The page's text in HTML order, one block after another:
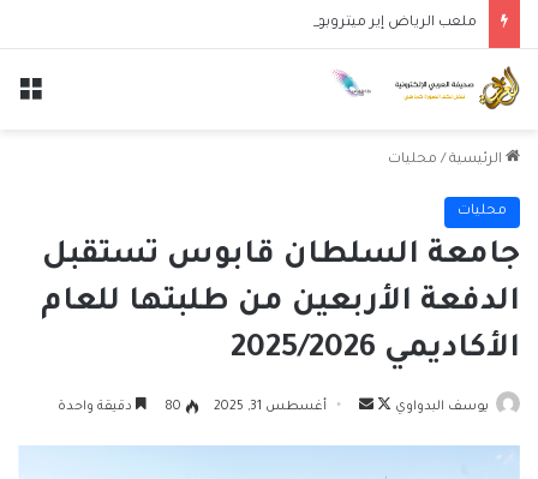
الرئيسية / محليات
محليات
جامعة السلطان قابوس تستقبل
الدفعة الأربعين من طلبتها للعام
الأكاديمي 2025/2026
يوسف البدواوي
تابعأرسل أغسطس 31, 2025 80 دقيقة واحدة